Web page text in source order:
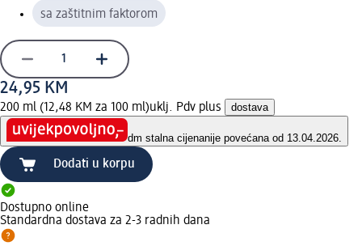
sa zaštitnim faktorom
24,95 KM
200 ml (12,48 KM za 100 ml)uklj. Pdv plus dostava
dm stalna cijenanije povećana od 13.04.2026.
Dodati u korpu
Dostupno online
Standardna dostava za 2-3 radnih dana